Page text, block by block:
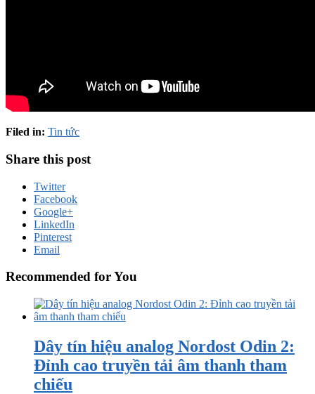
Filed in: Tin tức
Share this post
Twitter
Facebook
Google+
LinkedIn
Pinterest
Email
Recommended for You
Dây tín hiệu analog Nordost Odin 2:
Đỉnh cao truyền tải âm thanh tham
chiếu